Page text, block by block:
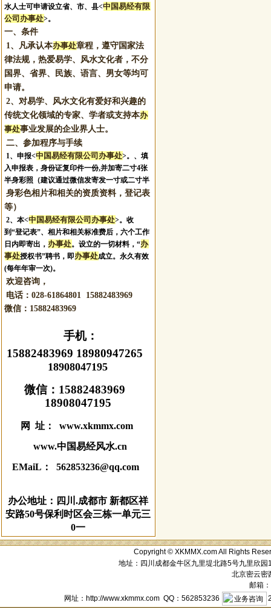
陈强 顾军成
孙军军 付卫明
梁晓宇 程桂桃
水人士可申请设立省、市、县<中国易经有限
公司办事处>。
一、条件
1、凡承认本办事处章程，遵守国家法
律法规，热爱易学、风水文化者，不分
国界、省界、民族、语言、男女等均可
申请。
2、对易学、风水文化有爱好和兴趣的
传统文化领域的专家、学者或支持本办
事处事业发展的企业界人士。
二、参加程序与手续
1、申报<中国易经有限公司办事处>。 、填
入申报表，身份证复印件一份,并加寄二寸4张
半身彩照（建议通过微信发寄发一寸或二寸半
身彩色相片和相关的资质资料，登记表
等）
2、本<中国易经有限公司办事处>。收
到“登记表”、相片和相关标准费后，六个工作
日内即寄出， 办事处。设立的一切材料，“办
事处授权书”聘书，即办事处成立。永久有效
(每年年审一次)。
欢迎咨询，
电话：028-61864801 15882483969
微信： 15882483969
手机：
15882483969 18980947265
18908047195
微信： 15882483969
18908047195
网 址： www.xkmmx.com
www.中国易经风水.cn
EMaiL： 562853236@qq.com
办公地址：四川.成都市 新都区祥
安路50号保利时区会三栋一单元三
0一
Copyright © XKMMX.com All Rights
地址：四川成都金牛区九里堤北路5号九里欣
北京密云密
邮箱
网址：http://www.xkmmx.com QQ：562853236